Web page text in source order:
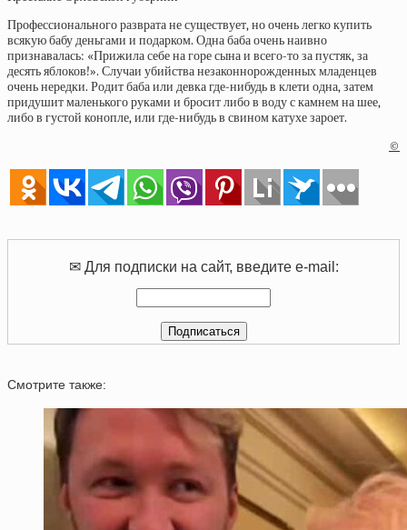
Профессионального разврата не существует, но очень легко купить
всякую бабу деньгами и подарком. Одна баба очень наивно
признавалась: «Прижила себе на горе сына и всего-то за пустяк, за
десять яблоков!». Случаи убийства незаконнорожденных младенцев
очень нередки. Родит баба или девка где-нибудь в клети одна, затем
придушит маленького руками и бросит либо в воду с камнем на шее,
либо в густой конопле, или где-нибудь в свином катухе зароет.
©
✉ Для подписки на сайт, введите e-mail:
Смотрите также: